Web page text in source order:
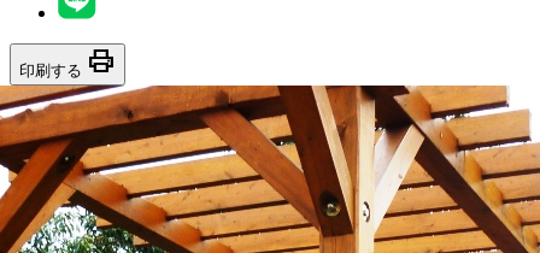
印刷する print